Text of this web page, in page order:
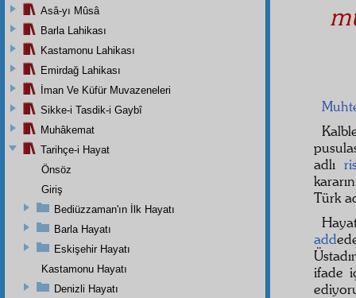
adlı
Türk
add
ifade
Asâ-yı Mûsâ
Barla Lahikası
Kastamonu Lahikası
Emirdağ Lahikası
İman Ve Küfür Muvazeneleri
Sikke-i Tasdik-i Gaybî
Muhâkemat
Tarihçe-i Hayat
Önsöz
Giriş
Bediüzzaman'ın İlk Hayatı
Barla Hayatı
Eskişehir Hayatı
Kastamonu Hayatı
Denizli Hayatı